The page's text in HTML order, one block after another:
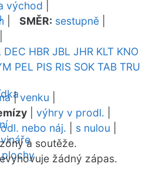
plochy
východ
SMĚR: sestupně
DEC HBR JBL JHR KLT KNO
PEL PIS RIS SOK TAB TRU
|venku
výhry v prodl.
nebo náj. s nulou
a soutěže.
žádný zápas.